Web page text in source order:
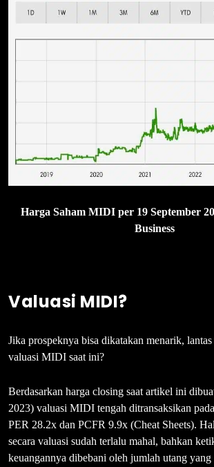
Harga Saham MIDI per 19 September
Business
Valuasi MIDI?
Jika prospeknya bisa dikatakan menarik,
valuasi MIDI saat ini?
Berdasarkan harga closing saat artikel ini
2023) valuasi MIDI tengah ditransaksikan
PER 28.2x dan PCFR 9.9x (Cheat Sheets).
secara valuasi sudah terlalu mahal, bahkan
keuangannya dibebani oleh jumlah utang